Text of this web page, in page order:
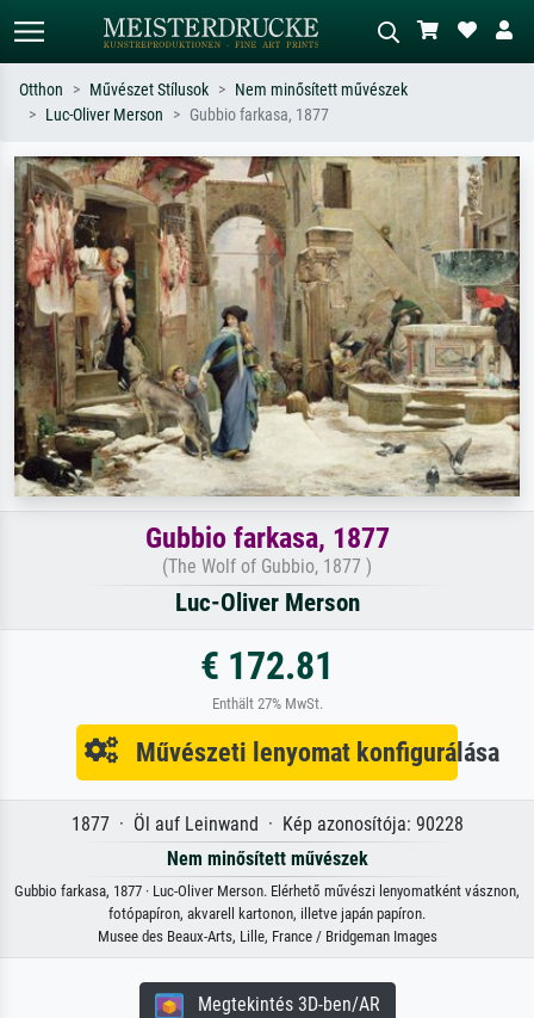
Keressen művész, műcím vagy stílus
szerint – pl. Monet, Csillagos éj,
impresszionizmus, Hokusai-hullám,
akt.
Írja le a jelenetet – pl. zöld rét, sok
piros absztrakt, sötét olajkép, álló akt
egy fa mellett.
Otthon Művészet Stílusok
Nem minősített művészek
Luc-Oliver Merson
Gubbio farkasa, 1877
Gubbio farkasa, 1877
(The Wolf of Gubbio, 1877 )
Luc-Oliver Merson
€ 172.81
Enthält 27% MwSt.
Művészeti lenyomat konfigurálása
1877 · Öl auf Leinwand · Kép azonosítója: 90228
Nem minősített művészek
Gubbio farkasa, 1877 · Luc-Oliver Merson. Elérhető művészi lenyomatként vásznon,
fotópapíron, akvarell kartonon, illetve japán papíron.
Musee des Beaux-Arts, Lille, France / Bridgeman Images
Megtekintés 3D-ben/AR